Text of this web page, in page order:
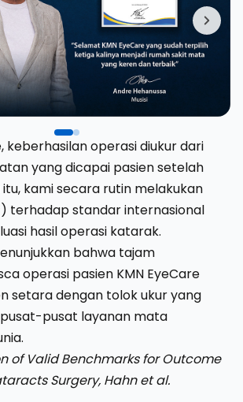
keberhasilan operasi diukur dari
yang dicapai pasien setelah
kami secara rutin melakukan
terhadap standar internasional
hasil operasi katarak.
bahwa tajam
operasi pasien KMN EyeCare
setara dengan tolok ukur yang
pusat layanan mata
of Valid Benchmarks for Outcome
Surgery, Hahn et al.